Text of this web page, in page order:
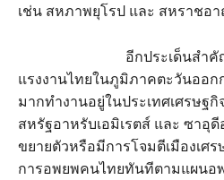
เช่น สหภาพยุโรป และ สหราชอ
อีกประเด็นสำคัญคือค
แรงงานไทยในภูมิภาคตะวันออก
มากทำงานอยู่ในประเทศเศรษฐกิ
สหรัฐอาหรับเอมิเรตส์ และ ซาอุ
ขยายตัวหรือมีการโจมตีเมืองเศ
การอพยพคนไทยทันทีตามแผนอ